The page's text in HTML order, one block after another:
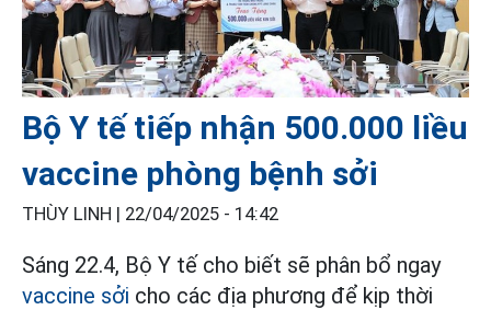
Bộ Y tế tiếp nhận 500.000 liều
vaccine phòng bệnh sởi
THÙY LINH | 22/04/2025 - 14:42
Sáng 22.4, Bộ Y tế cho biết sẽ phân bổ ngay
vaccine sởi cho các địa phương để kịp thời